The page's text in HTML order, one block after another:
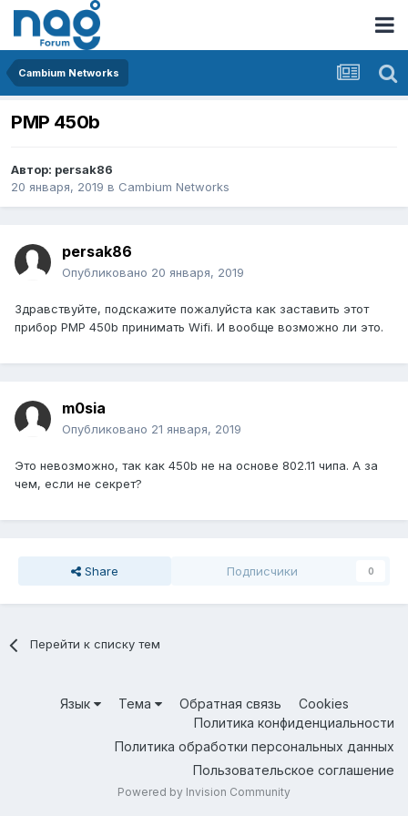
Cambium Networks
PMP 450b
Автор: persak86
20 января, 2019 в Cambium Networks
persak86
Опубликовано 20 января, 2019
Здравствуйте, подскажите пожалуйста как заставить этот
прибор PMP 450b принимать Wifi. И вообще возможно ли это.
m0sia
Опубликовано 21 января, 2019
Это невозможно, так как 450b не на основе 802.11 чипа. А за
чем, если не секрет?
Share Подписчики 0
Перейти к списку тем
Язык Тема Обратная связь
Cookies
Политика конфиденциальности
Политика обработки персональных данных
Пользовательское соглашение
Powered by Invision Community